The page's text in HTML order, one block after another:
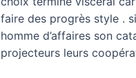
faire des progrès style .
homme d’affaires son
projecteurs leurs